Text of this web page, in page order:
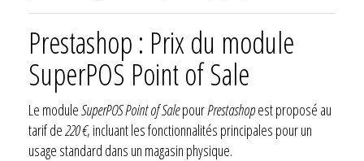
Prestashop : Prix du module
SuperPOS Point of Sale
Le moduleSuperPOS Point of SalepourPrestashopest proposé au
tarif de220 €, incluant les fonctionnalités principales pour un
usage standard dans un magasin physique.